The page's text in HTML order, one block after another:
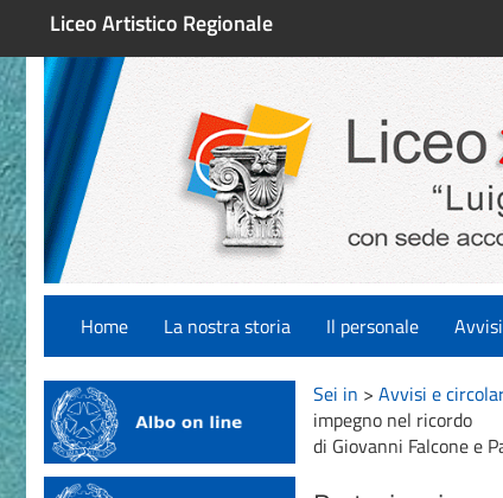
Liceo Artistico Regionale
Home La nostra storia Il personale
Sei in > Avvisi e
impegno nel ricordo
di Giovanni Falcone e